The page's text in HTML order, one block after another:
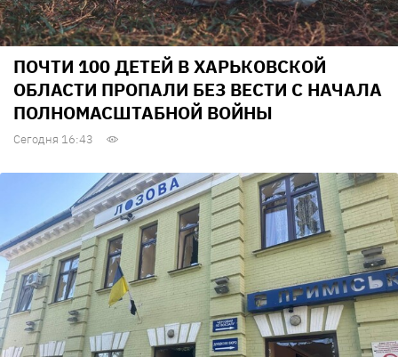
ПОЧТИ 100 ДЕТЕЙ В ХАРЬКОВСКОЙ
ОБЛАСТИ ПРОПАЛИ БЕЗ ВЕСТИ С НАЧАЛА
ПОЛНОМАСШТАБНОЙ ВОЙНЫ
Сегодня 16:43